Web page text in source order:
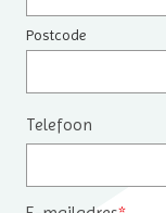
Postcode
Telefoon